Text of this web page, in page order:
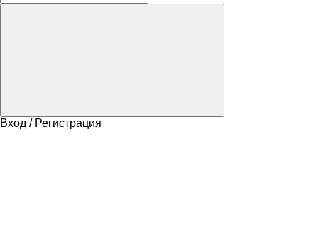
Вход / Регистрация